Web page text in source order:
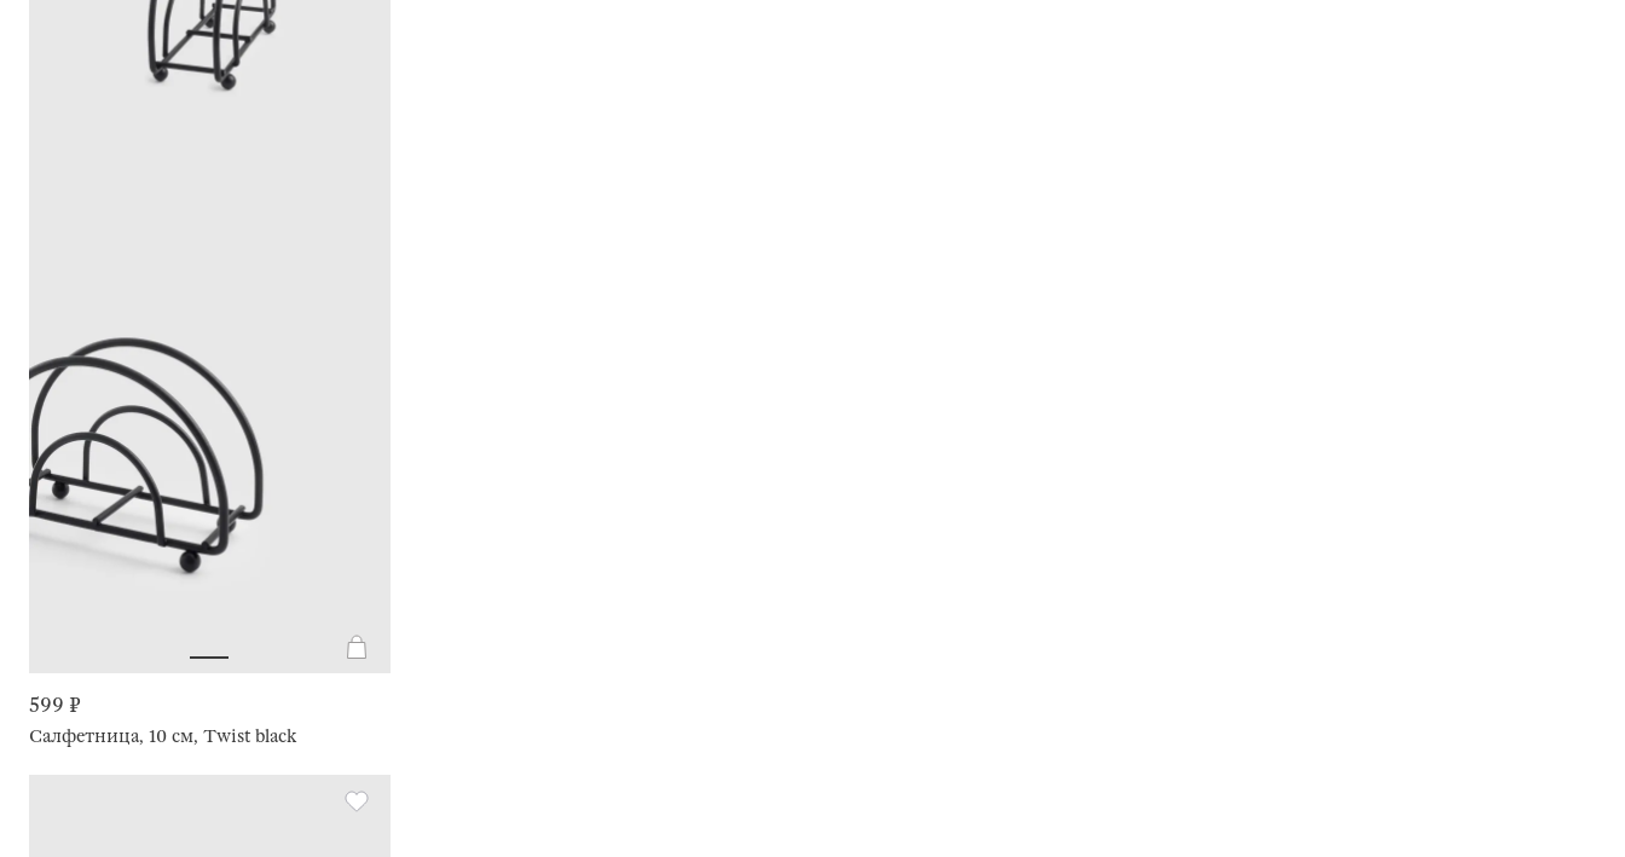
599 ₽
Салфетница, 10 см, Twist black